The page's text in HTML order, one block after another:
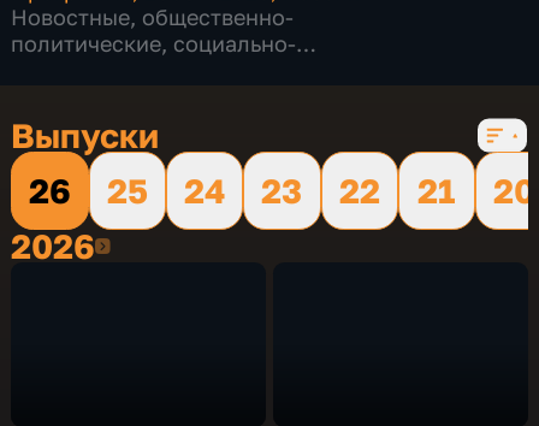
Новостные, общественно-
политические, социально-
Выпуски
26
25 24 23 22 21
20
20262026